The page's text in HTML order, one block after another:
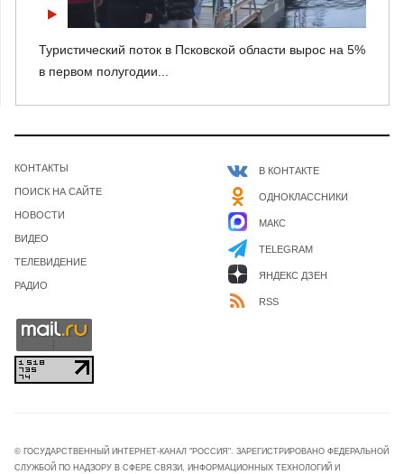
Туристический поток в Псковской области вырос на 5%
в первом полугодии...
КОНТАКТЫ
ПОИСК НА САЙТЕ
НОВОСТИ
ВИДЕО
ТЕЛЕВИДЕНИЕ
РАДИО
В КОНТАКТЕ
ОДНОКЛАССНИКИ
МАКС
TELEGRAM
ЯНДЕКС ДЗЕН
RSS
© ГОСУДАРСТВЕННЫЙ ИНТЕРНЕТ-КАНАЛ "РОССИЯ". ЗАРЕГИСТРИРОВАНО ФЕДЕРАЛЬНОЙ
СЛУЖБОЙ ПО НАДЗОРУ В СФЕРЕ СВЯЗИ, ИНФОРМАЦИОННЫХ ТЕХНОЛОГИЙ И